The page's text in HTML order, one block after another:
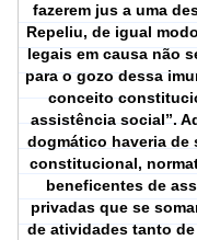
fazerem jus a uma
Repeliu, de igual
legais em causa não
para o gozo dessa
conceito
assistência social”.
dogmático haveria de
constitucional,
beneficentes de
privadas que se
de atividades tanto